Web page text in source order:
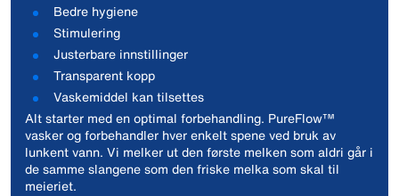
Bedre hygiene
Stimulering
Justerbare innstillinger
Transparent kopp
Vaskemiddel kan tilsettes
Alt starter med en optimal forbehandling. PureFlow™
vasker og forbehandler hver enkelt spene ved bruk av
lunkent vann. Vi melker ut den første melken som aldri går i
de samme slangene som den friske melka som skal til
meieriet.